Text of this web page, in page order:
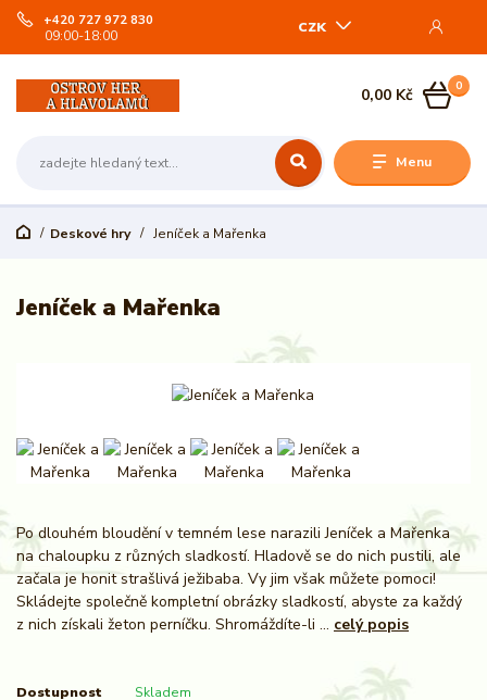
Menu
CZK
+420 727 972 830
09:00-18:00
0
0,00 Kč
Deskové hry Jeníček a Mařenka
Jeníček a Mařenka
Po dlouhém bloudění v temném lese narazili Jeníček a Mařenka
na chaloupku z různých sladkostí. Hladově se do nich pustili, ale
začala je honit strašlivá ježibaba. Vy jim však můžete pomoci!
Skládejte společně kompletní obrázky sladkostí, abyste za každý
z nich získali žeton perníčku. Shromáždíte-li ... celý popis
Dostupnost Skladem